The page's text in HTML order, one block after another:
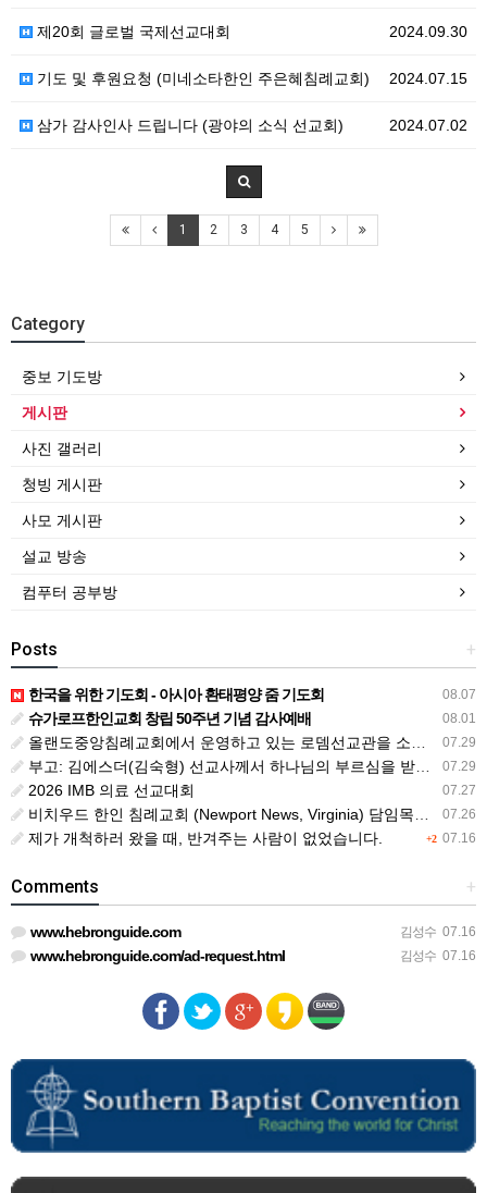
2024.09.30
제20회 글로벌 국제선교대회
2024.07.15
기도 및 후원요청 (미네소타한인 주은혜침례교회)
2024.07.02
삼가 감사인사 드립니다 (광야의 소식 선교회)
1 2 3 4 5
Category
중보 기도방
게시판
사진 갤러리
청빙 게시판
사모 게시판
설교 방송
컴푸터 공부방
+
Posts
08.07
한국을 위한 기도회 - 아시아 환태평양 줌 기도회
08.01
슈가로프한인교회 창립 50주년 기념 감사예배
07.29
올랜도중앙침례교회에서 운영하고 있는 로뎀선교관을 소개해 드립니다
07.29
부고: 김에스더(김숙형) 선교사께서 하나님의 부르심을 받았습니다.
07.27
2026 IMB 의료 선교대회
07.26
비치우드 한인 침례교회 (Newport News, Virginia) 담임목사 청빙
+2 07.16
제가 개척하러 왔을 때, 반겨주는 사람이 없었습니다.
+
Comments
김성수 07.16
www.hebronguide.com
김성수 07.16
www.hebronguide.com/ad-request.html